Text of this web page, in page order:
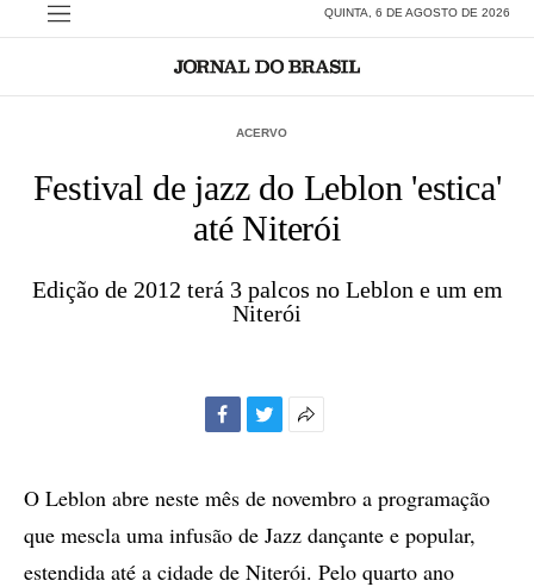
QUINTA, 6 DE AGOSTO DE 2026
ACERVO
Festival de jazz do Leblon 'estica'
até Niterói
Edição de 2012 terá 3 palcos no Leblon e um em
Niterói
compartilhamento
O Leblon abre neste mês de novembro a programação
que mescla uma infusão de Jazz dançante e popular,
estendida até a cidade de Niterói. Pelo quarto ano